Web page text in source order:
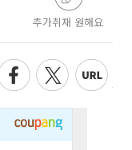
추가취재 원해요